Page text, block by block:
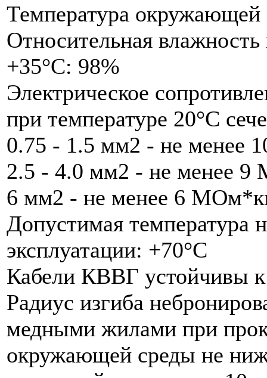
Температура
Относительная
+35°С: 98%
Электрическое
при температуре 20°С
0.75 - 1.5 мм2 - не менее
2.5 - 4.0 мм2 - не менее
6 мм2 - не менее 6
Допустимая температура
эксплуатации: +70°С
Кабели КВВГ устойчивы
Радиус изгиба
медными жилами при
окружающей среды не